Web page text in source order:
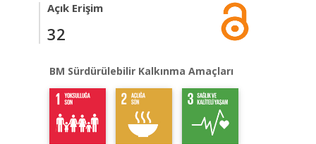
Açık Erişim
32
BM Sürdürülebilir Kalkınma Amaçları